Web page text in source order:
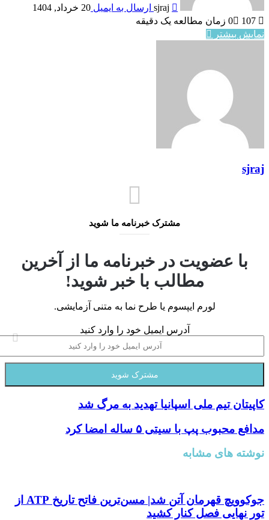
sjraj ارسال به ایمیل 20 خرداد, 1404
0زمان مطالعه یک دقیقه
مشترک خبرنامه ما شوید
عضویت در خبرنامه ما از آخرین
مطالب با خبر شوید!
لورم ایپسوم یا طرح‌ نما به متنی آزمایشی.
آدرس ایمیل خود را وارد کنید
تیم ملی اسپانیا تهدید به مرگ شد
پپ با سیتی ۵ ساله امضا کرد
های مشابه
جوکوویچ قهرمان آتن شد| مسن‌ترین فاتح تاریخ ATP از
فصل کنار کشید